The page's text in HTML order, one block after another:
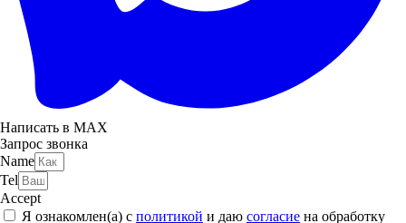
Написать в MAX
Запрос звонка
Name
Tel
Accept
Я ознакомлен(а) с политикой и даю согласие на обработку